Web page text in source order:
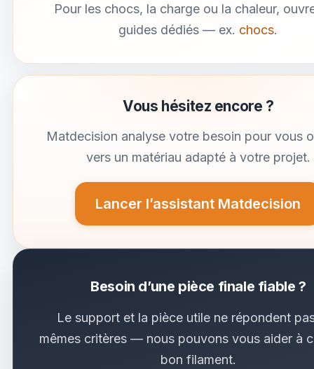
Pour les chocs, la charge ou la chaleur,
guides dédiés — ex. chocs.
Vous hésitez encore ?
Matdecision analyse votre besoin pour vous
vers un matériau adapté à votre projet.
Lancer l’assistant Matdecision
Besoin d’une pièce finale fiable ?
Le support et la pièce utile ne répondent
mêmes critères — nous pouvons vous aider à
bon filament.